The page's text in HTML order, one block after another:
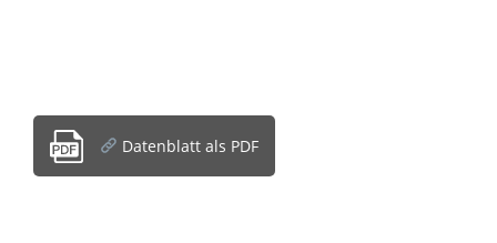
Datenblatt als PDF